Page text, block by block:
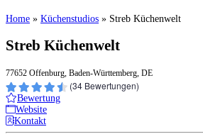
Home » Küchenstudios » Streb Küchenwelt
Streb Küchenwelt
77652 Offenburg, Baden-Württemberg, DE
(34 Bewertungen)
Bewertung
Website
Kontakt